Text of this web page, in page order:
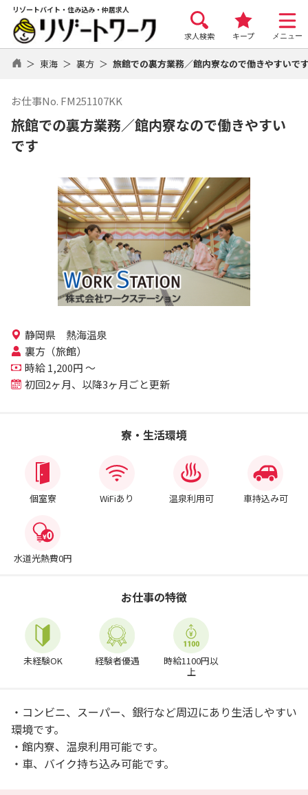
リゾートバイト・住み込み・仲居求人
求人検索 キープ メニュー
東海 裏方 旅館での裏方業務／館内寮なので働きやすいで
お仕事No. FM251107KK
旅館での裏方業務／館内寮なので働きやすい
です
静岡県 熱海温泉
裏方（旅館）
時給 1,200円 ～
初回2ヶ月、以降3ヶ月ごと更新
寮・生活環境
個室寮 WiFiあり 温泉利用可 車持込み可
水道光熱費0円
お仕事の特徴
未経験OK 経験者優遇
時給1100円以
上
・コンビニ、スーパー、銀行など周辺にあり生活しやすい
環境です。
・館内寮、温泉利用可能です。
・車、バイク持ち込み可能です。